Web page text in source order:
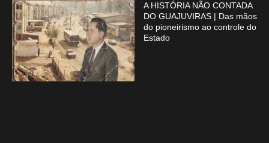
A HISTÓRIA NÃO CONTADA
DO GUAJUVIRAS | Das mãos
do pioneirismo ao controle do
Estado